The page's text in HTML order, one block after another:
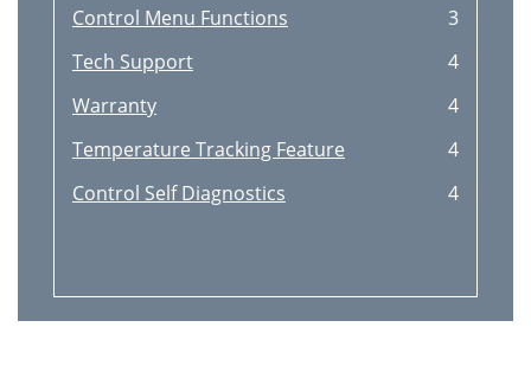
Control Menu Functions
3
Tech Support
4
Warranty
4
Temperature Tracking Feature
4
Control Self Diagnostics
4